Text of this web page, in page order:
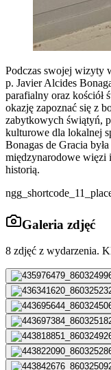
Podczas swojej wizyty
p. Javier Alcides
parafialny oraz kościół
okazję zapoznać się z
zabytkowych świątyń,
kulturowe dla lokalnej
Bonagas de Gracia
międzynarodowe więzi
historią.
Galeria zdjęć
8 zdjęć z wydarzenia.